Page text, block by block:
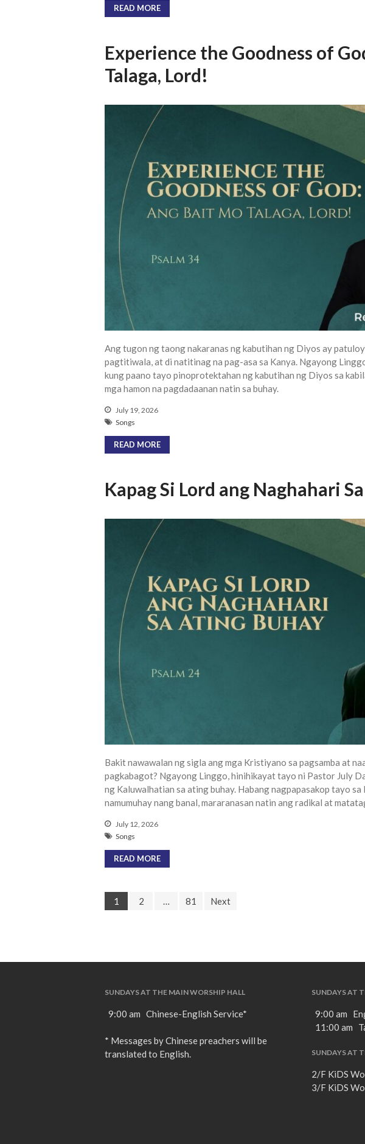
READ MORE
Experience the Goodness of
Talaga, Lord!
Ang tugon ng taong nakaranas ng kabutihan ng Diyos ay
pagtitiwala, at di natitinag na pag-asa sa Kanya. Ngayong
kung paano tayo pinoprotektahan ng kabutihan ng Diyos sa
mga hamon na pagdadaanan natin sa buhay.
July 19, 2026
Songs
READ MORE
Kapag Si Lord ang Naghahari
Bakit nawawalan ng sigla ang mga Kristiyano sa pagsamba at
pagkabagot? Ngayong Linggo, hinihikayat tayo ni Pastor July
ng Kaluwalhatian sa ating buhay. Habang nagpapasakop tayo
namumuhay nang banal, mararanasan natin ang radikal at
July 12, 2026
Songs
READ MORE
1 2 … 81 Next
SUNDAYS AT THE MAIN WORSHIP HALL
9:00 am Chinese-English Service*
* Messages by Chinese preachers will be
translated to English.
SUNDAYS AT
9:00 am
11:00 am
SUNDAYS AT
2/F KiDS
3/F KiDS